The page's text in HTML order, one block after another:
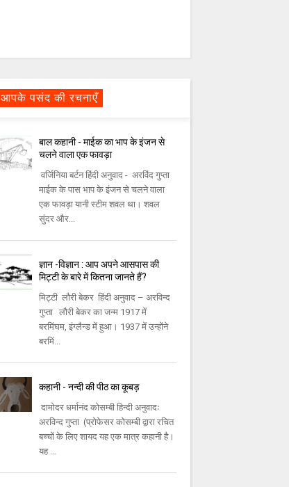
आपके पसंद की रचनाएँ
बाल कहानी - माईक का भाप के इंजन से
चलने वाला एक फावड़ा
वर्जिनिया बर्टन हिंदी अनुवाद - अरविंद गुप्ता
माईक के पास भाप के इंजन से चलने वाला
एक फावड़ा यानी स्टीम शवल था। शवल
सुंदर और...
ज्ञान -विज्ञान : आप अपने आसपास की
मिट्टी के बारे में कितना जानते हैं?
मिट्टी लौरी बेकर हिंदी अनुवाद – अरविन्द
गुप्ता लौरी बेकर का जन्म 1917 में
बरमिंघम, इंग्लैन्ड में हुआ। 1937 में उन्होंने
बरमिं...
कहानी - नन्दी की पीठ का कूबड़
दामोदर धर्मानंद कोसम्बी हिन्दी अनुवादः
अरविन्द गुप्ता (प्रोफेसर कोसम्बी द्वारा रचित
बच्चों के लिए शायद यह एक मात्र कहानी है।
यह ...